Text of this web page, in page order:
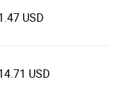
USD
USD